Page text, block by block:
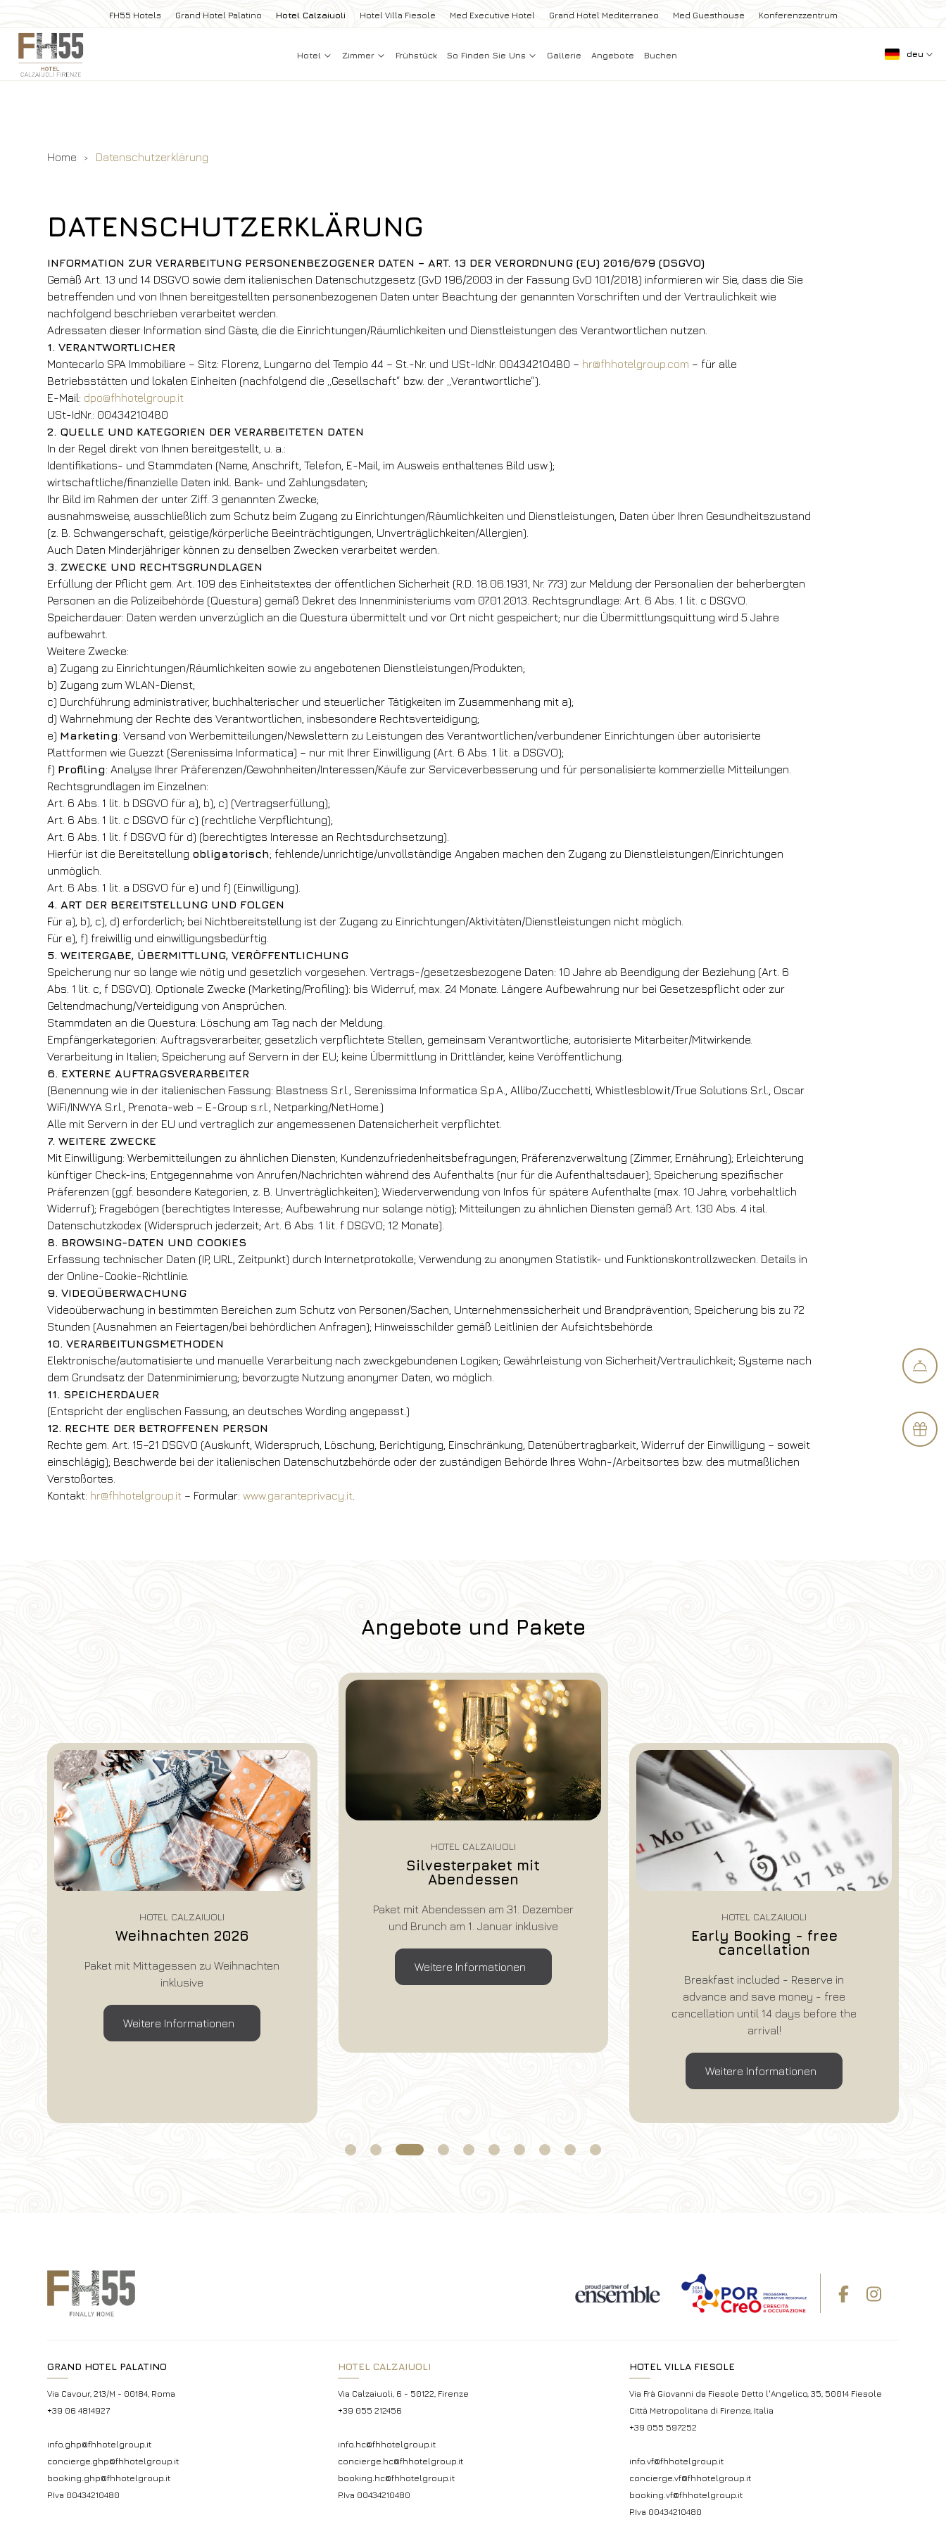
FH55 Hotels Grand Hotel Palatino Hotel Calzaiuoli Hotel Villa Fiesole Med Executive Hotel Grand Hotel Mediterraneo Med Guesthouse Konferenzzentrum
Hotel Zimmer Frühstück So Finden Sie Uns Gallerie Angebote Buchen deu
Home Datenschutzerklärung
DATENSCHUTZERKLÄRUNG
INFORMATION ZUR VERARBEITUNG PERSONENBEZOGENER DATEN – ART. 13 DER VERORDNUNG (EU) 2016/679 (DSGVO)
Gemäß Art. 13 und 14 DSGVO sowie dem italienischen Datenschutzgesetz (GvD 196/2003 in der Fassung GvD 101/2018) informieren wir Sie, dass die Sie
betreffenden und von Ihnen bereitgestellten personenbezogenen Daten unter Beachtung der genannten Vorschriften und der Vertraulichkeit wie
nachfolgend beschrieben verarbeitet werden.
Adressaten dieser Information sind Gäste, die die Einrichtungen/Räumlichkeiten und Dienstleistungen des Verantwortlichen nutzen.
1. VERANTWORTLICHER
Montecarlo SPA Immobiliare – Sitz: Florenz, Lungarno del Tempio 44 – St.-Nr. und USt-IdNr. 00434210480 – hr@fhhotelgroup.com – für alle
Betriebsstätten und lokalen Einheiten (nachfolgend die „Gesellschaft“ bzw. der „Verantwortliche“).
E-Mail: dpo@fhhotelgroup.it
USt-IdNr.: 00434210480
2. QUELLE UND KATEGORIEN DER VERARBEITETEN DATEN
In der Regel direkt von Ihnen bereitgestellt, u. a.:
Identifikations- und Stammdaten (Name, Anschrift, Telefon, E-Mail, im Ausweis enthaltenes Bild usw.);
wirtschaftliche/finanzielle Daten inkl. Bank- und Zahlungsdaten;
Ihr Bild im Rahmen der unter Ziff. 3 genannten Zwecke;
ausnahmsweise, ausschließlich zum Schutz beim Zugang zu Einrichtungen/Räumlichkeiten und Dienstleistungen, Daten über Ihren Gesundheitszustand
(z. B. Schwangerschaft, geistige/körperliche Beeinträchtigungen, Unverträglichkeiten/Allergien).
Auch Daten Minderjähriger können zu denselben Zwecken verarbeitet werden.
3. ZWECKE UND RECHTSGRUNDLAGEN
Erfüllung der Pflicht gem. Art. 109 des Einheitstextes der öffentlichen Sicherheit (R.D. 18.06.1931, Nr. 773) zur Meldung der Personalien der beherbergten
Personen an die Polizeibehörde (Questura) gemäß Dekret des Innenministeriums vom 07.01.2013. Rechtsgrundlage: Art. 6 Abs. 1 lit. c DSGVO.
Speicherdauer: Daten werden unverzüglich an die Questura übermittelt und vor Ort nicht gespeichert; nur die Übermittlungsquittung wird 5 Jahre
aufbewahrt.
Weitere Zwecke:
a) Zugang zu Einrichtungen/Räumlichkeiten sowie zu angebotenen Dienstleistungen/Produkten;
b) Zugang zum WLAN-Dienst;
c) Durchführung administrativer, buchhalterischer und steuerlicher Tätigkeiten im Zusammenhang mit a);
d) Wahrnehmung der Rechte des Verantwortlichen, insbesondere Rechtsverteidigung;
e) Marketing: Versand von Werbemitteilungen/Newslettern zu Leistungen des Verantwortlichen/verbundener Einrichtungen über autorisierte
Plattformen wie Guezzt (Serenissima Informatica) – nur mit Ihrer Einwilligung (Art. 6 Abs. 1 lit. a DSGVO);
f) Profiling: Analyse Ihrer Präferenzen/Gewohnheiten/Interessen/Käufe zur Serviceverbesserung und für personalisierte kommerzielle Mitteilungen.
Rechtsgrundlagen im Einzelnen:
Art. 6 Abs. 1 lit. b DSGVO für a), b), c) (Vertragserfüllung);
Art. 6 Abs. 1 lit. c DSGVO für c) (rechtliche Verpflichtung);
Art. 6 Abs. 1 lit. f DSGVO für d) (berechtigtes Interesse an Rechtsdurchsetzung).
Hierfür ist die Bereitstellung obligatorisch; fehlende/unrichtige/unvollständige Angaben machen den Zugang zu Dienstleistungen/Einrichtungen
unmöglich.
Art. 6 Abs. 1 lit. a DSGVO für e) und f) (Einwilligung).
4. ART DER BEREITSTELLUNG UND FOLGEN
Für a), b), c), d) erforderlich; bei Nichtbereitstellung ist der Zugang zu Einrichtungen/Aktivitäten/Dienstleistungen nicht möglich.
Für e), f) freiwillig und einwilligungsbedürftig.
5. WEITERGABE, ÜBERMITTLUNG, VERÖFFENTLICHUNG
Speicherung nur so lange wie nötig und gesetzlich vorgesehen. Vertrags-/gesetzesbezogene Daten: 10 Jahre ab Beendigung der Beziehung (Art. 6
Abs. 1 lit. c, f DSGVO). Optionale Zwecke (Marketing/Profiling): bis Widerruf, max. 24 Monate. Längere Aufbewahrung nur bei Gesetzespflicht oder zur
Geltendmachung/Verteidigung von Ansprüchen.
Stammdaten an die Questura: Löschung am Tag nach der Meldung.
Empfängerkategorien: Auftragsverarbeiter, gesetzlich verpflichtete Stellen, gemeinsam Verantwortliche; autorisierte Mitarbeiter/Mitwirkende.
Verarbeitung in Italien; Speicherung auf Servern in der EU; keine Übermittlung in Drittländer, keine Veröffentlichung.
6. EXTERNE AUFTRAGSVERARBEITER
(Benennung wie in der italienischen Fassung: Blastness S.r.l., Serenissima Informatica S.p.A., Allibo/Zucchetti, Whistlesblow.it/True Solutions S.r.l., Oscar
WiFi/INWYA S.r.l., Prenota-web – E-Group s.r.l., Netparking/NetHome.)
Alle mit Servern in der EU und vertraglich zur angemessenen Datensicherheit verpflichtet.
7. WEITERE ZWECKE
Mit Einwilligung: Werbemitteilungen zu ähnlichen Diensten; Kundenzufriedenheitsbefragungen; Präferenzverwaltung (Zimmer, Ernährung); Erleichterung
künftiger Check-ins; Entgegennahme von Anrufen/Nachrichten während des Aufenthalts (nur für die Aufenthaltsdauer); Speicherung spezifischer
Präferenzen (ggf. besondere Kategorien, z. B. Unverträglichkeiten); Wiederverwendung von Infos für spätere Aufenthalte (max. 10 Jahre, vorbehaltlich
Widerruf); Fragebögen (berechtigtes Interesse; Aufbewahrung nur solange nötig); Mitteilungen zu ähnlichen Diensten gemäß Art. 130 Abs. 4 ital.
Datenschutzkodex (Widerspruch jederzeit; Art. 6 Abs. 1 lit. f DSGVO; 12 Monate).
8. BROWSING-DATEN UND COOKIES
Erfassung technischer Daten (IP, URL, Zeitpunkt) durch Internetprotokolle; Verwendung zu anonymen Statistik- und Funktionskontrollzwecken. Details in
der Online-Cookie-Richtlinie.
9. VIDEOÜBERWACHUNG
Videoüberwachung in bestimmten Bereichen zum Schutz von Personen/Sachen, Unternehmenssicherheit und Brandprävention; Speicherung bis zu 72
Stunden (Ausnahmen an Feiertagen/bei behördlichen Anfragen); Hinweisschilder gemäß Leitlinien der Aufsichtsbehörde.
10. VERARBEITUNGSMETHODEN
Elektronische/automatisierte und manuelle Verarbeitung nach zweckgebundenen Logiken; Gewährleistung von Sicherheit/Vertraulichkeit; Systeme nach
dem Grundsatz der Datenminimierung; bevorzugte Nutzung anonymer Daten, wo möglich.
11. SPEICHERDAUER
(Entspricht der englischen Fassung, an deutsches Wording angepasst.)
12. RECHTE DER BETROFFENEN PERSON
Rechte gem. Art. 15–21 DSGVO (Auskunft, Widerspruch, Löschung, Berichtigung, Einschränkung, Datenübertragbarkeit, Widerruf der Einwilligung – soweit
einschlägig); Beschwerde bei der italienischen Datenschutzbehörde oder der zuständigen Behörde Ihres Wohn-/Arbeitsortes bzw. des mutmaßlichen
Verstoßortes.
Kontakt: hr@fhhotelgroup.it – Formular:www.garanteprivacy.it
Angebote und Pakete
HOTEL CALZAIUOLI
Silvesterpaket mit
Paket mit Abendessen am 31. Dezember
HOTEL CALZAIUOLI
Early Booking - free
cancellation
Breakfast included - Reserve in
advance and save money - free
arrival!
HOTEL CALZAIUOLI
Silvesterpaket mit
Abendessen und Brunch
Paket mit Abendessen am 31. Dezember
und Brunch am 1. Januar inklusive
Weitere Informationen
GRAND HOTEL PALATINO
Via Cavour, 213/M - 00184, Roma
+39 06 4814927
info.ghp@fhhotelgroup.it
concierge.ghp@fhhotelgroup.it
booking.ghp@fhhotelgroup.it
P.Iva 00434210480
HOTEL CALZAIUOLI
Via Calzaiuoli, 6 - 50122, Firenze
+39 055 212456
info.hc@fhhotelgroup.it
concierge.hc@fhhotelgroup.it
booking.hc@fhhotelgroup.it
P.Iva 00434210480
HOTEL VILLA FIESOLE
Via Frà Giovanni da Fiesole Detto l'Angelico, 35, 50014 Fiesole
Città Metropolitana di Firenze, Italia
+39 055 597252
info.vf@fhhotelgroup.it
concierge.vf@fhhotelgroup.it
booking.vf@fhhotelgroup.it
P.Iva 00434210480